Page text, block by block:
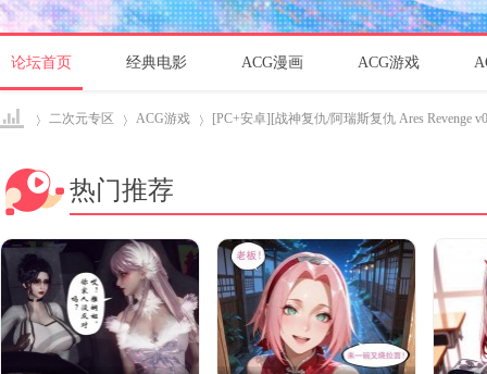
论坛首页 经典电影 ACG漫画 ACG游戏
爱盘›
二次元专区
›
ACG游戏
›
[PC+安卓][战神复仇/阿瑞斯复仇 Ares Revenge
热门推荐